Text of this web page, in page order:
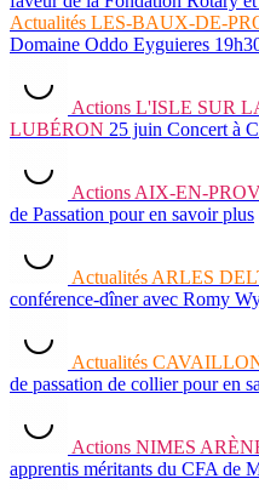
Actualités LES-BAUX-DE-
Domaine Oddo Eyguieres
Actions L'ISLE SUR
LUBÉRON 25 juin Concert à
Actions AIX-EN-
de Passation pour en savoir plus
Actualités ARLES
conférence-dîner avec Romy
Actualités
de passation de collierpour en
Actions NIMES
apprentis méritants du CFA de